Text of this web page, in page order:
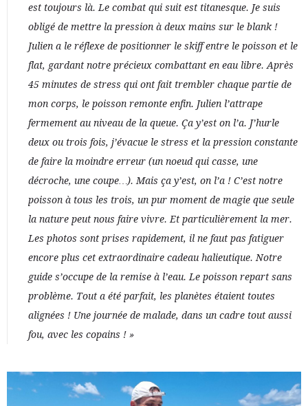
est toujours là. Le combat qui suit est titanesque. Je suis
obligé de mettre la pression à deux mains sur le blank !
Julien a le réflexe de positionner le skiff entre le poisson et le
flat, gardant notre précieux combattant en eau libre. Après
45 minutes de stress qui ont fait trembler chaque partie de
mon corps, le poisson remonte enfin. Julien l’attrape
fermement au niveau de la queue. Ça y’est on l’a. J’hurle
deux ou trois fois, j’évacue le stress et la pression constante
de faire la moindre erreur (un noeud qui casse, une
décroche, une coupe…). Mais ça y’est, on l’a ! C’est notre
poisson à tous les trois, un pur moment de magie que seule
la nature peut nous faire vivre. Et particulièrement la mer.
Les photos sont prises rapidement, il ne faut pas fatiguer
encore plus cet extraordinaire cadeau halieutique. Notre
guide s’occupe de la remise à l’eau. Le poisson repart sans
problème. Tout a été parfait, les planètes étaient toutes
alignées ! Une journée de malade, dans un cadre tout aussi
fou, avec les copains ! »